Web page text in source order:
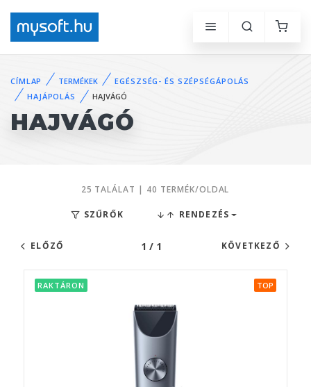
CÍMLAP TERMÉKEK
EGÉSZSÉG- ÉS SZÉPSÉGÁPOLÁS
HAJÁPOLÁS
HAJVÁGÓ
HAJVÁGÓ
25 TALÁLAT | 40 TERMÉK/OLDAL
SZŰRŐK RENDEZÉS
ELŐZŐ 1 / 1 KÖVETKEZŐ
RAKTÁRON TOP